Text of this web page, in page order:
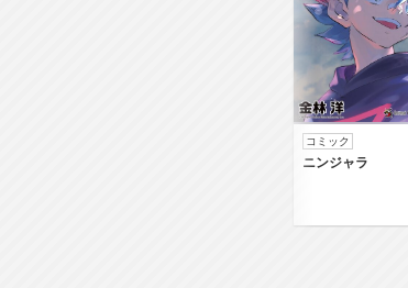
コミック
ニンジャラ